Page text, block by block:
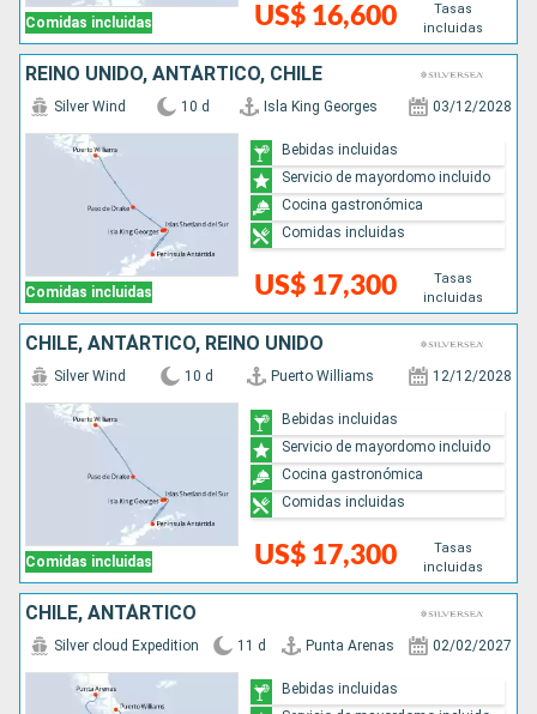
Comidas incluidas US$ 16,600
Tasas
incluidas
REINO UNIDO, ANTÁRTICO, CHILE
Comidas incluidas
Silver Wind 10 d Isla King Georges 03/12/2028
US$ 17,300
Tasas
incluidas
Bebidas incluidas
Servicio de mayordomo incluido
Cocina gastronómica
Comidas incluidas
CHILE, ANTÁRTICO, REINO UNIDO
Comidas incluidas
Silver Wind 10 d Puerto Williams 12/12/2028
US$ 17,300
Tasas
incluidas
Bebidas incluidas
Servicio de mayordomo incluido
Cocina gastronómica
Comidas incluidas
CHILE, ANTÁRTICO
Silver cloud Expedition 11 d Punta Arenas 02/02/2027
Bebidas incluidas